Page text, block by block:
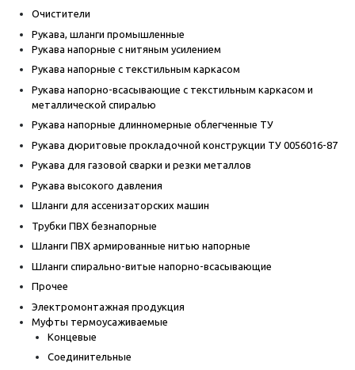
Очистители
Рукава, шланги промышленные
Рукава напорные с нитяным усилением
Рукава напорные с текстильным каркасом
Рукава напорно-всасывающие с текстильным каркасом и
металлической спиралью
Рукава напорные длинномерные облегченные ТУ
Рукава дюритовые прокладочной конструкции ТУ 0056016-87
Рукава для газовой сварки и резки металлов
Рукава высокого давления
Шланги для ассенизаторских машин
Трубки ПВХ безнапорные
Шланги ПВХ армированные нитью напорные
Шланги спирально-витые напорно-всасывающие
Прочее
Электромонтажная продукция
Муфты термоусаживаемые
Концевые
Соединительные